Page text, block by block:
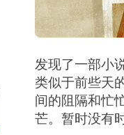
发现了一部小
类似于前些天
间的阻隔和忙
芒。暂时没有